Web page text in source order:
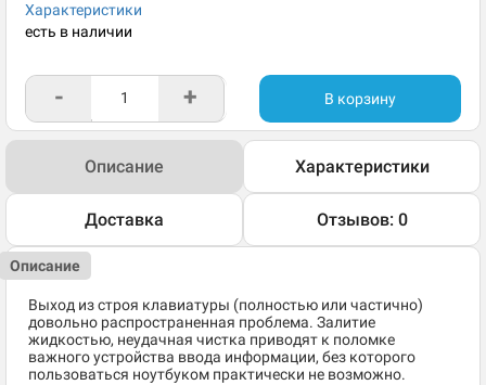
Характеристики
есть в наличии
- + В корзину
Описание Характеристики
Доставка Отзывов: 0
Описание
Выход из строя клавиатуры (полностью или частично)
довольно распространенная проблема. Залитие
жидкостью, неудачная чистка приводят к поломке
важного устройства ввода информации, без которого
пользоваться ноутбуком практически не возможно.